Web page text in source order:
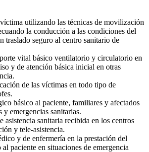
utilizando las técnicas de movilización
la conducción a las condiciones del
traslado seguro al centro sanitario de
vital básico ventilatorio y circulatorio en
y de atención básica inicial en otras
de las víctimas en todo tipo de
básico al paciente, familiares y afectados
y emergencias sanitarias.
asistencia sanitaria recibida en los centros
y tele-asistencia.
y de enfermería en la prestación del
paciente en situaciones de emergencia